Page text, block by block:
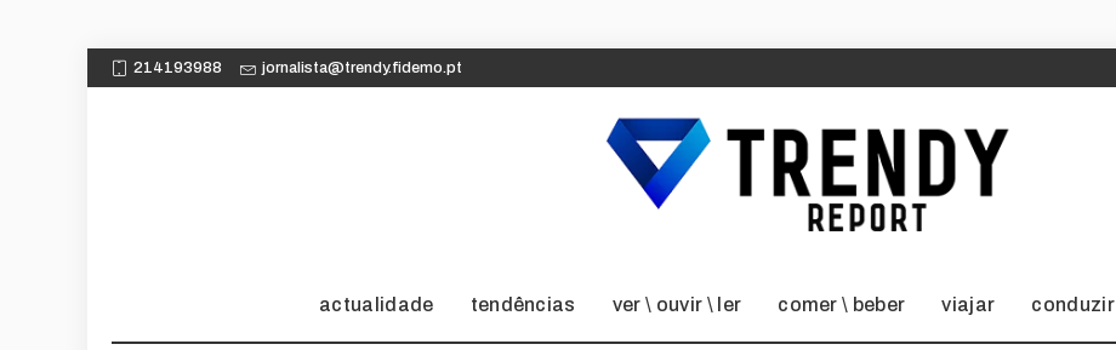
214193988 jornalista@trendy.fidemo.pt
actualidade tendências ver \ ouvir \ ler comer \ beber viajar conduzir